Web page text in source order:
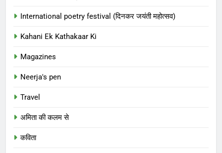
International poetry festival (दिनकर जयंती महोत्सव)
Kahani Ek Kathakaar Ki
Magazines
Neerja's pen
Travel
अमिता की कलम से
कविता